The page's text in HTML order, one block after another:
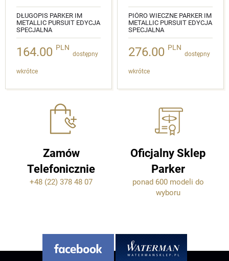
DŁUGOPIS PARKER IM
METALLIC PURSUIT EDYCJA
SPECJALNA
164.00 PLN
dostępny
wkrótce
PIÓRO WIECZNE PARKER IM
METALLIC PURSUIT EDYCJA
SPECJALNA
276.00 PLN
dostępny
wkrótce
Zamów
Telefonicznie
+48 (22) 378 48 07
Oficjalny Sklep
Parker
ponad 600 modeli do
wyboru